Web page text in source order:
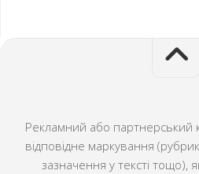
Рекламний або партнерський
відповідне маркування
зазначення у тексті тощо),